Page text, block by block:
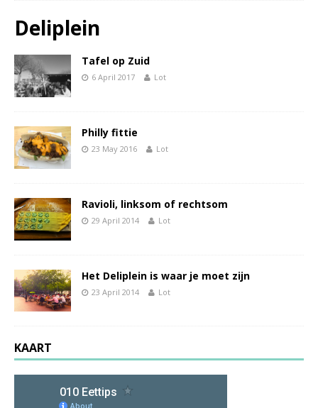
Deliplein
Tafel op Zuid
6 April 2017 Lot
Philly fittie
23 May 2016 Lot
Ravioli, linksom of rechtsom
29 April 2014 Lot
Het Deliplein is waar je moet zijn
23 April 2014 Lot
KAART